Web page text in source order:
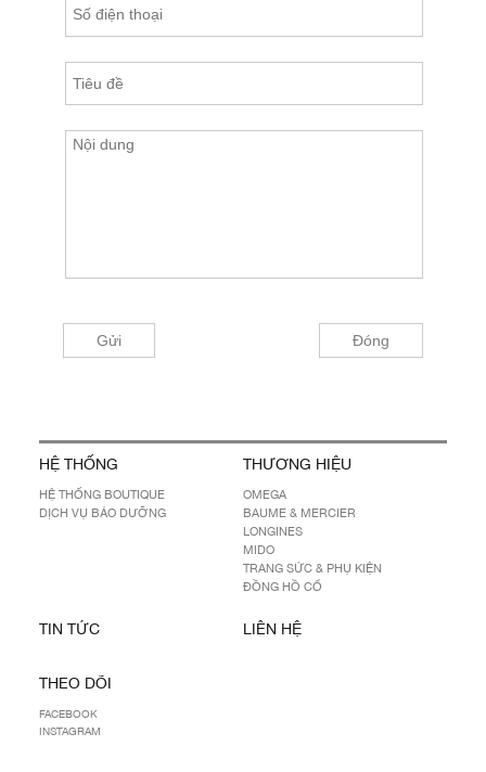
HỆ THỐNG
HỆ THỐNG BOUTIQUE
DỊCH VỤ BẢO DƯỠNG
THƯƠNG HIỆU
OMEGA
BAUME & MERCIER
LONGINES
MIDO
TRANG SỨC & PHỤ KIỆN
ĐỒNG HỒ CỔ
TIN TỨC LIÊN HỆ
THEO DÕI
FACEBOOK
INSTAGRAM